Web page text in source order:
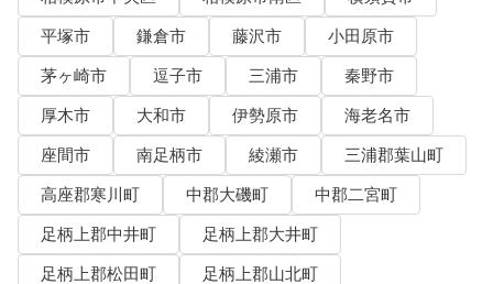
平塚市
鎌倉市 藤沢市
小田原市
茅ヶ崎市
逗子市 三浦市
秦野市
厚木市
大和市 伊勢原市
海老名市
座間市
南足柄市 綾瀬市
三浦郡葉山町
高座郡寒川町
中郡大磯町
中郡二宮町
足柄上郡中井町
足柄上郡大井町
足柄上郡松田町
足柄上郡山北町